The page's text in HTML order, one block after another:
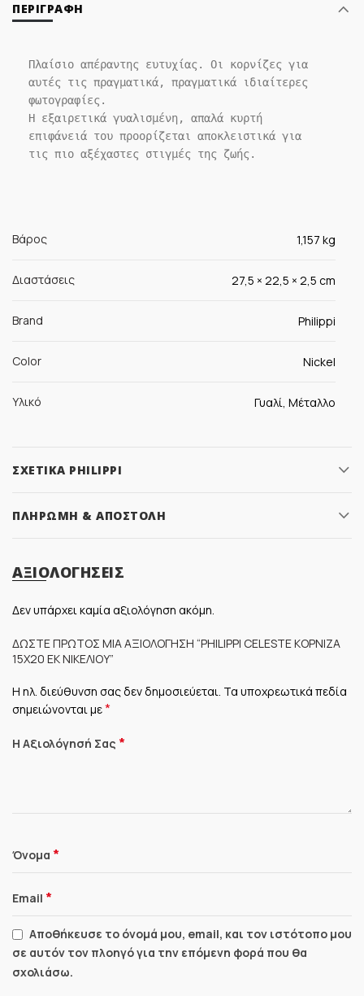
ΠΕΡΙΓΡΑΦΉ
Πλαίσιο απέραντης ευτυχίας. Oι κορνίζες για
αυτές τις πραγματικά, πραγματικά ιδιαίτερες
φωτογραφίες.
Η εξαιρετικά γυαλισμένη, απαλά κυρτή
επιφάνειά του προορίζεται αποκλειστικά για
τις πιο αξέχαστες στιγμές της ζωής.
Βάρος 1,157 kg
Διαστάσεις 27,5 × 22,5 × 2,5 cm
Brand Philippi
Color Nickel
Υλικό Γυαλί, Μέταλλο
ΣΧΕΤΙΚΆ PHILIPPI
ΠΛΗΡΩΜΉ & ΑΠΟΣΤΟΛΉ
ΑΞΙΟΛΟΓΉΣΕΙΣ
Δεν υπάρχει καμία αξιολόγηση ακόμη.
ΔΏΣΤΕ ΠΡΏΤΟΣ ΜΊΑ ΑΞΙΟΛΌΓΗΣΗ “PHILIPPI CELESTE ΚΟΡΝΊΖΑ
15Χ20 ΕΚ ΝΙΚΕΛΊΟΥ”
Η ηλ. διεύθυνση σας δεν δημοσιεύεται. Τα υποχρεωτικά πεδία
σημειώνονται με*
Η Αξιολόγησή Σας *
Όνομα *
Email *
Αποθήκευσε το όνομά μου, email, και τον ιστότοπο μου
σε αυτόν τον πλοηγό για την επόμενη φορά που θα
σχολιάσω.